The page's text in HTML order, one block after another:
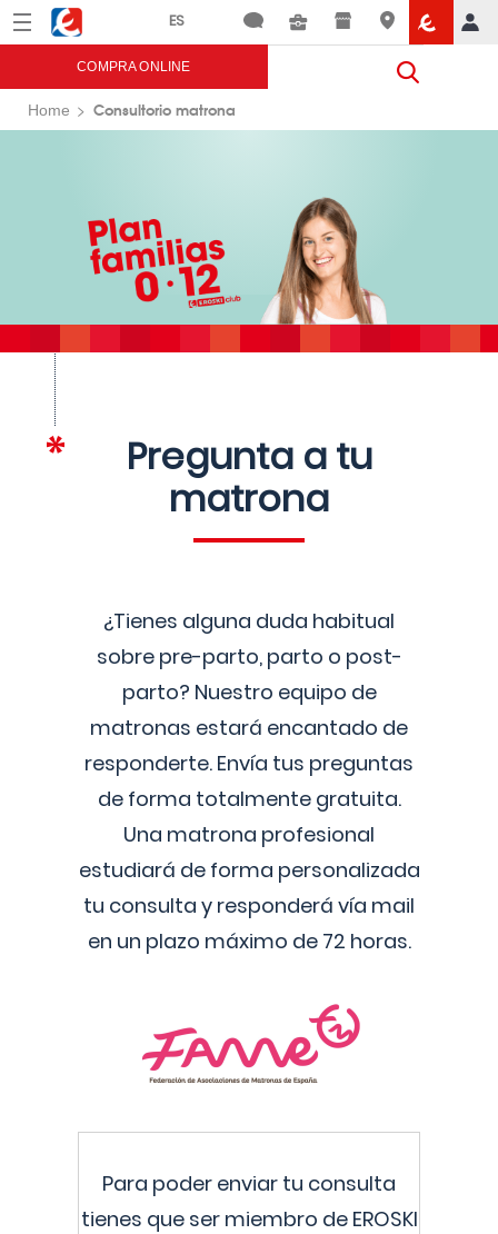
Menú Eroski
COMPRA ONLINE
Home Consultorio matrona
Pregunta a tu
matrona
¿Tienes alguna duda habitual
sobre pre-parto, parto o post-
parto? Nuestro equipo de
matronas estará encantado de
responderte. Envía tus preguntas
de forma totalmente gratuita.
Una matrona profesional
estudiará de forma personalizada
tu consulta y responderá vía mail
en un plazo máximo de 72 horas.
Para poder enviar tu consulta
tienes que ser miembro de EROSKI